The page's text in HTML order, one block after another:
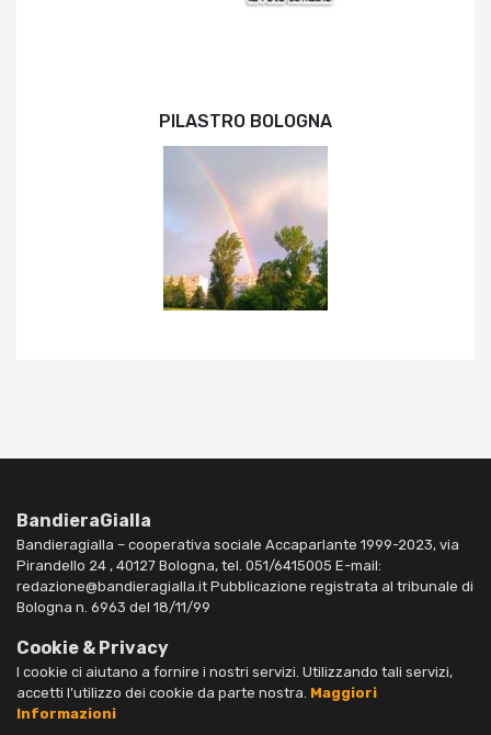
PILASTRO BOLOGNA
BandieraGialla
Bandieragialla – cooperativa sociale Accaparlante 1999-2023, via
Pirandello 24 , 40127 Bologna, tel. 051/6415005 E-mail:
redazione@bandieragialla.it Pubblicazione registrata al tribunale di
Bologna n. 6963 del 18/11/99
Cookie & Privacy
I cookie ci aiutano a fornire i nostri servizi. Utilizzando tali servizi,
accetti l’utilizzo dei cookie da parte nostra. Maggiori
Informazioni